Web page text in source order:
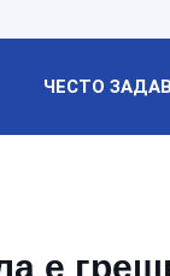
ЧЕСТО
е